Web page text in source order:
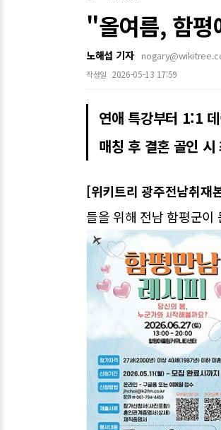
"올여름, 함평
노해섭 기자
작성일 2026-05-13 17:59
연애 특강부터 1:1
매칭 후 결혼 골인
[위키트리 광주전남취재
들을 위해 전남 함평군이